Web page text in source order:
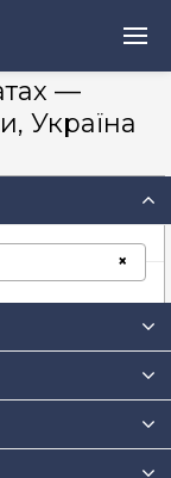
—
Україна
×